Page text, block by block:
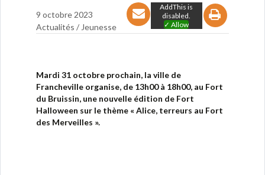
9 octobre 2023
Actualités / Jeunesse
AddThis is
disabled.
✓ Allow
Mardi 31 octobre prochain, la ville de
Francheville organise, de 13h00 à 18h00, au Fort
du Bruissin, une nouvelle édition de Fort
Halloween sur le thème « Alice, terreurs au Fort
des Merveilles ».